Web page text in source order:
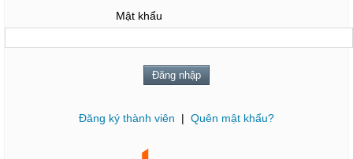
Mật khẩu
Đăng ký thành viên | Quên mật khẩu?